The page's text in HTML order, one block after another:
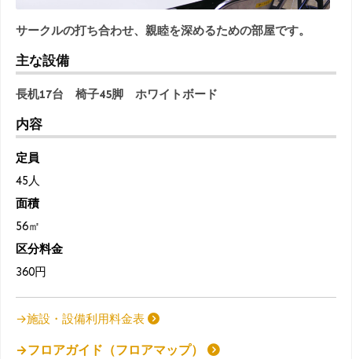
サークルの打ち合わせ、親睦を深めるための部屋です。
主な設備
長机17台 椅子45脚 ホワイトボード
内容
定員
45人
面積
56㎡
区分料金
360円
→施設・設備利用料金表
→フロアガイド（フロアマップ）